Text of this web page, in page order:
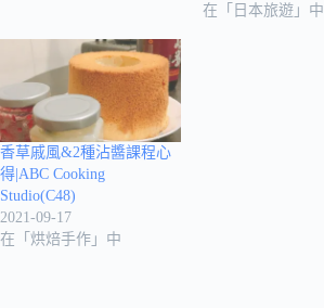
在「日本旅遊」中
香草戚風&2種沾醬課程心
得|ABC Cooking
Studio(C48)
2021-09-17
在「烘焙手作」中